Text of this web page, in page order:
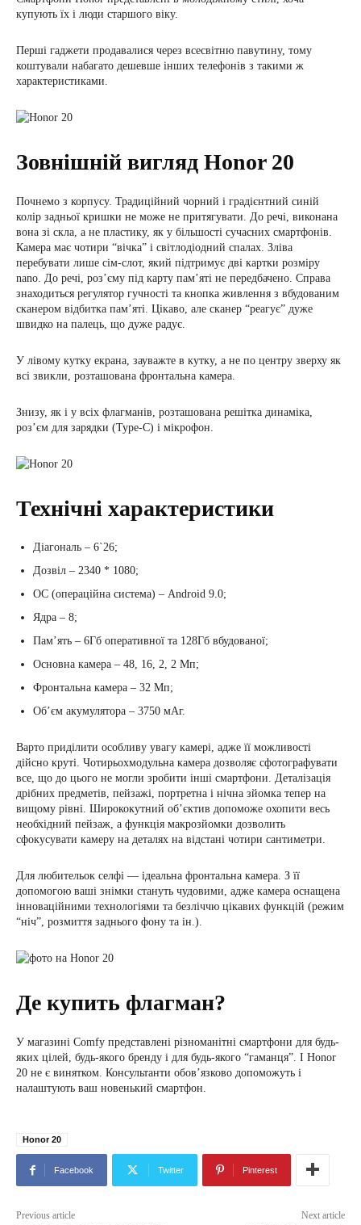
купують їх і люди старшого віку.
Перші гаджети продавалися через всесвітню павутину, тому
коштували набагато дешевше інших телефонів з такими ж
характеристиками.
Зовнішній вигляд Honor 20
Почнемо з корпусу. Традиційний чорний і градієнтний синій
колір задньої кришки не може не притягувати. До речі, виконана
вона зі скла, а не пластику, як у більшості сучасних смартфонів.
Камера має чотири “вічка” і світлодіодний спалах. Зліва
перебувати лише сім-слот, який підтримує дві картки розміру
nano. До речі, роз’єму під карту пам’яті не передбачено. Справа
знаходиться регулятор гучності та кнопка живлення з вбудованим
сканером відбитка пам’яті. Цікаво, але сканер “реагує” дуже
швидко на палець, що дуже радує.
У лівому кутку екрана, зауважте в кутку, а не по центру зверху як
всі звикли, розташована фронтальна камера.
Знизу, як і у всіх флагманів, розташована решітка динаміка,
роз’єм для зарядки (Type-C) і мікрофон.
Технічні характеристики
Діагональ – 6`26;
Дозвіл – 2340 * 1080;
ОС (операційна система) – Android 9.0;
Ядра – 8;
Пам’ять – 6Гб оперативної та 128Гб вбудованої;
Основна камера – 48, 16, 2, 2 Мп;
Фронтальна камера – 32 Мп;
Об’єм акумулятора – 3750 мАг.
Варто приділити особливу увагу камері, адже її можливості
дійсно круті. Чотирьохмодульна камера дозволяє сфотографувати
все, що до цього не могли зробити інші смартфони. Деталізація
дрібних предметів, пейзажі, портретна і нічна зйомка тепер на
вищому рівні. Ширококутний об’єктив допоможе охопити весь
необхідний пейзаж, а функція макрозйомки дозволить
сфокусувати камеру на деталях на відстані чотири сантиметри.
Для любительок селфі — ідеальна фронтальна камера. З її
допомогою ваші знімки стануть чудовими, адже камера оснащена
інноваційними технологіями та безліччю цікавих функцій (режим
“ніч”, розмиття заднього фону та ін.).
Де купить флагман?
У магазині Comfy представлені різноманітні смартфони для будь-
яких цілей, будь-якого бренду і для будь-якого “гаманця”. І Honor
20 не є винятком. Консультанти обов’язково допоможуть і
налаштують ваш новенький смартфон.
Honor 20
Facebook Twitter Pinterest
Previous article Next article